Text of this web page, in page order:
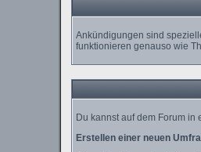
Ankündigungen sind
funktionieren genauso wie
Du kannst auf dem Forum
Erstellen einer neuen